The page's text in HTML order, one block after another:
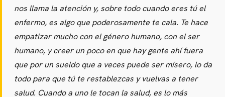
nos llama la atención y, sobre todo cuando eres tú el
enfermo, es algo que poderosamente te cala. Te hace
empatizar mucho con el género humano, con el ser
humano, y creer un poco en que hay gente ahí fuera
que por un sueldo que a veces puede ser mísero, lo da
todo para que tú te restablezcas y vuelvas a tener
salud. Cuando a uno le tocan la salud, es lo más